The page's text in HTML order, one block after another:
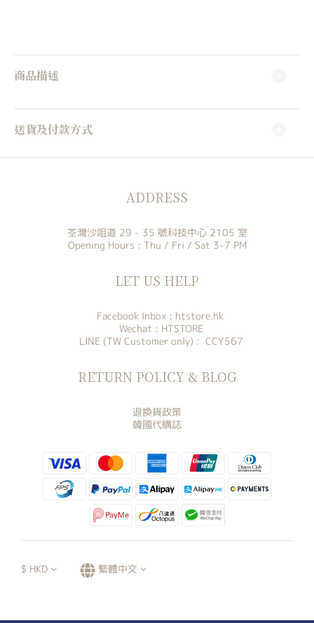
商品描述
送貨及付款方式
ADDRESS
荃灣沙咀道 29 - 35 號科技中心 2105 室
Opening Hours : Thu / Fri / Sat 3-7 PM
LET US HELP
Facebook Inbox : htstore.hk
Wechat : HTSTORE
LINE (TW Customer only) : CCY567
RETURN POLICY & BLOG
退換貨政策
韓國代購誌
$ HKD 繁體中文